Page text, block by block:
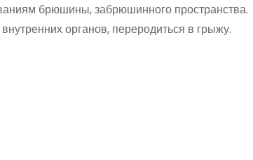
брюшины, забрюшинного пространства.
органов, переродиться в грыжу.